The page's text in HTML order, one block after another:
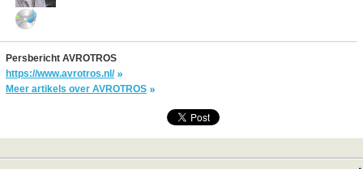
Persbericht AVROTROS
https://www.avrotros.nl/
Meer artikels over AVROTROS